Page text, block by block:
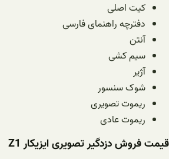
کیت اصلی
دفترچه راهنمای فارسی
آنتن
سیم کشی
آژیر
شوک سنسور
ریموت تصویری
ریموت عادی
قیمت فروش دزدگیر تصویری ایزیکار Z1